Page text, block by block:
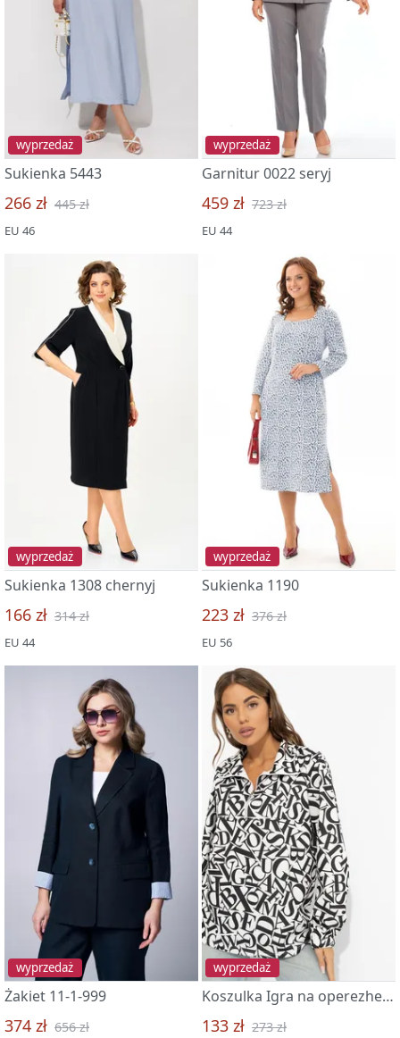
wyprzedaż
Sukienka 5443
266 zł 445 zł
EU 46
wyprzedaż
Garnitur 0022 seryj
459 zł 723 zł
EU 44
wyprzedaż
Sukienka 1308 chernyj
166 zł 314 zł
EU 44
wyprzedaż
Sukienka 1190
223 zł 376 zł
EU 56
wyprzedaż
Żakiet 11-1-999
374 zł 656 zł
wyprzedaż
Koszulka Igra na operezhenie
133 zł 273 zł